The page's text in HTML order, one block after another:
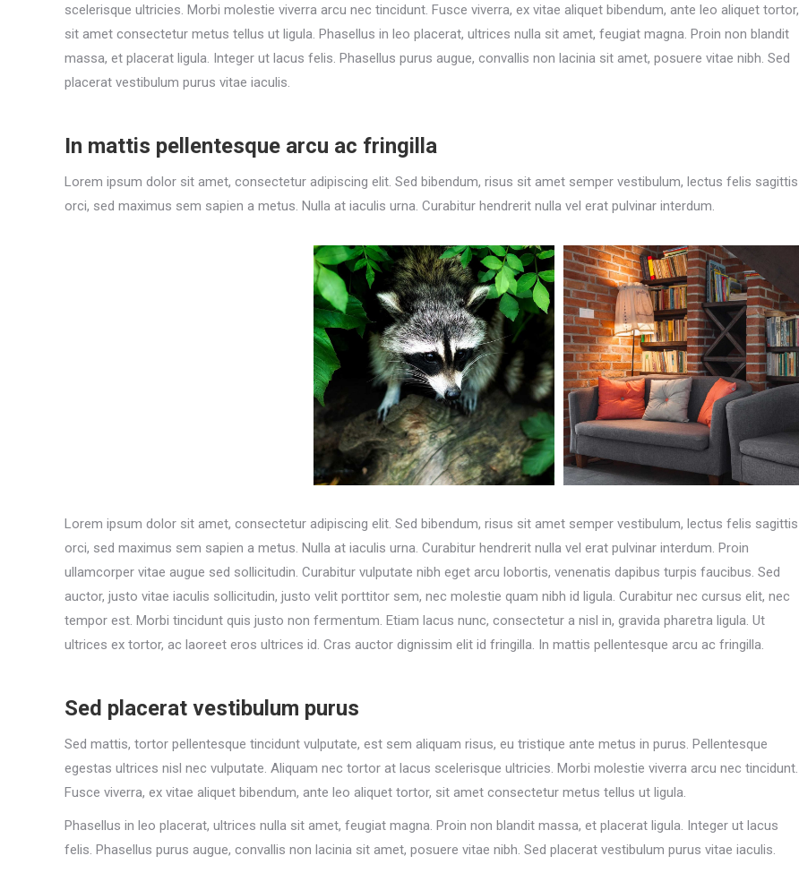
scelerisque ultricies. Morbi molestie viverra arcu nec tincidunt. Fusce viverra, ex vitae aliquet bibendum, ante leo aliquet tortor,
sit amet consectetur metus tellus ut ligula. Phasellus in leo placerat, ultrices nulla sit amet, feugiat magna. Proin non blandit
massa, et placerat ligula. Integer ut lacus felis. Phasellus purus augue, convallis non lacinia sit amet, posuere vitae nibh. Sed
placerat vestibulum purus vitae iaculis.
In mattis pellentesque arcu ac fringilla
Lorem ipsum dolor sit amet, consectetur adipiscing elit. Sed bibendum, risus sit amet semper vestibulum, lectus felis sagittis
orci, sed maximus sem sapien a metus. Nulla at iaculis urna. Curabitur hendrerit nulla vel erat pulvinar interdum.
Lorem ipsum dolor sit amet, consectetur adipiscing elit. Sed bibendum, risus sit amet semper vestibulum, lectus felis sagittis
orci, sed maximus sem sapien a metus. Nulla at iaculis urna. Curabitur hendrerit nulla vel erat pulvinar interdum. Proin
ullamcorper vitae augue sed sollicitudin. Curabitur vulputate nibh eget arcu lobortis, venenatis dapibus turpis faucibus. Sed
auctor, justo vitae iaculis sollicitudin, justo velit porttitor sem, nec molestie quam nibh id ligula. Curabitur nec cursus elit, nec
tempor est. Morbi tincidunt quis justo non fermentum. Etiam lacus nunc, consectetur a nisl in, gravida pharetra ligula. Ut
ultrices ex tortor, ac laoreet eros ultrices id. Cras auctor dignissim elit id fringilla. In mattis pellentesque arcu ac fringilla.
Sed placerat vestibulum purus
Sed mattis, tortor pellentesque tincidunt vulputate, est sem aliquam risus, eu tristique ante metus in purus. Pellentesque
egestas ultrices nisl nec vulputate. Aliquam nec tortor at lacus scelerisque ultricies. Morbi molestie viverra arcu nec tincidunt.
Fusce viverra, ex vitae aliquet bibendum, ante leo aliquet tortor, sit amet consectetur metus tellus ut ligula.
Phasellus in leo placerat, ultrices nulla sit amet, feugiat magna. Proin non blandit massa, et placerat ligula. Integer ut lacus
felis. Phasellus purus augue, convallis non lacinia sit amet, posuere vitae nibh. Sed placerat vestibulum purus vitae iaculis.